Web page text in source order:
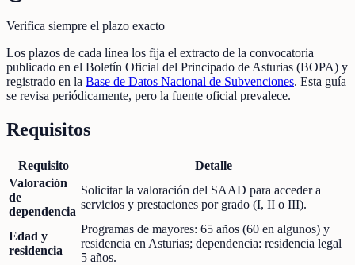
Verifica siempre el plazo exacto
Los plazos de cada línea los fija el extracto de la convocatoria
publicado en el Boletín Oficial del Principado de Asturias (BOPA) y
registrado en la Base de Datos Nacional de Subvenciones. Esta guía
se revisa periódicamente, pero la fuente oficial prevalece.
Requisitos
Requisito
Detalle
Valoración
de
dependencia
Solicitar la valoración del SAAD para acceder a
servicios y prestaciones por grado (I, II o III).
Edad y
residencia
Programas de mayores: 65 años (60 en algunos) y
residencia en Asturias; dependencia: residencia legal
5 años.